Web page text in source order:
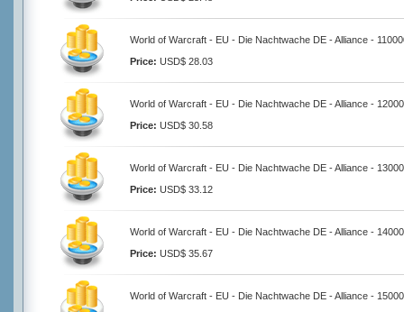
World of Warcraft - EU - Die Nachtwache DE - Alliance -
Price: USD$ 28.03
World of Warcraft - EU - Die Nachtwache DE - Alliance -
Price: USD$ 30.58
World of Warcraft - EU - Die Nachtwache DE - Alliance -
Price: USD$ 33.12
World of Warcraft - EU - Die Nachtwache DE - Alliance -
Price: USD$ 35.67
World of Warcraft - EU - Die Nachtwache DE - Alliance -